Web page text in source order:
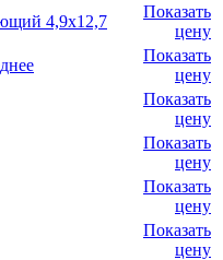
4,9x12,7
Показать
цену
Показать
цену
Показать
цену
Показать
цену
Показать
цену
Показать
цену